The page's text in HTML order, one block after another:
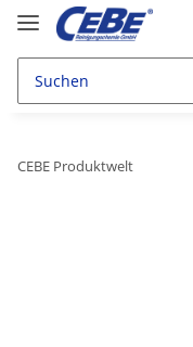
CEBE Produktwelt